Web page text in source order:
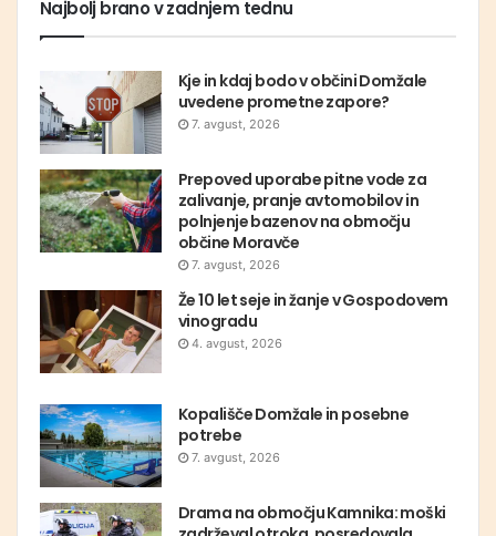
Najbolj brano v zadnjem tednu
Kje in kdaj bodo v občini Domžale
uvedene prometne zapore?
7. avgust, 2026
Prepoved uporabe pitne vode za
zalivanje, pranje avtomobilov in
polnjenje bazenov na območju
občine Moravče
7. avgust, 2026
Že 10 let seje in žanje v Gospodovem
vinogradu
4. avgust, 2026
Kopališče Domžale in posebne
potrebe
7. avgust, 2026
Drama na območju Kamnika: moški